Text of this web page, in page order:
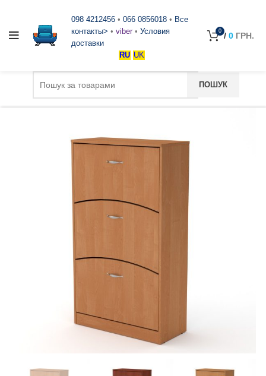
098 4212456 • 066 0856018 • Все
контакты> • viber • Условия
доставки
RU UK
0 / 0 ГРН.